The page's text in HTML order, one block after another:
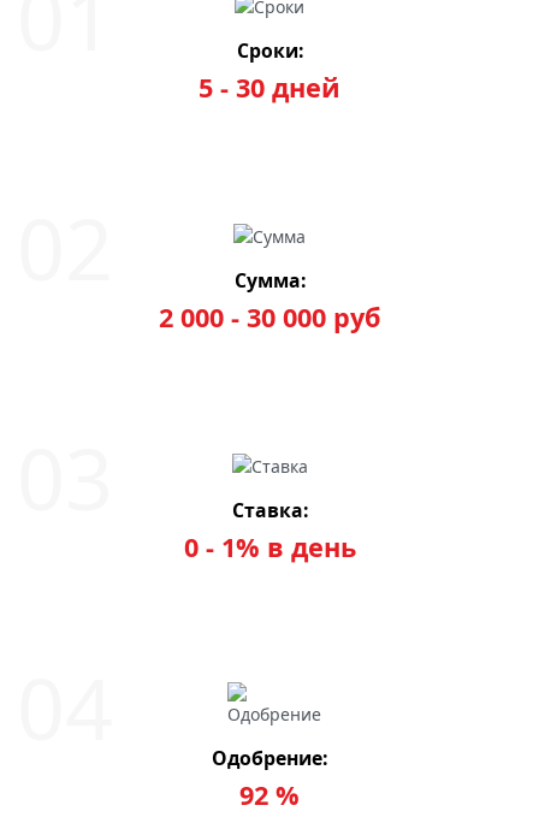
Сроки:
5 - 30 дней
Сумма:
2 000 - 30 000 руб
Ставка:
0 - 1% в день
Одобрение:
92 %